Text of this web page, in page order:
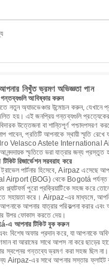
নিখুঁত ভ্রমণ অভিজ্ঞতা পান
আবিষ্কার করুন
নতুন অ্যাডভেঞ্চার উন্মোচন করুন, যেখানে
মিলিত হয়। এই জনপ্রিয় গন্তব্যগুলি
উত্তেজনা বা শান্তিপূর্ণ
পাবেন, প্রতিটি আপনাকে স্থায়ী স্মৃতি
Velasco Astete International
স্মৃতিতে ভরা যাত্রার জন্য প্রস্তুত
রিজার্ভেশন সরবরাহ করে
ট্রাভেল পার্টনার হিসেবে, Airpaz
(BOG) থেকে Bogotá পর্যন্ত
প্ল্যাটফর্ম পুরো প্রক্রিয়াটিকে সহজ করে
সহায়তা করে। Airpaz-এর মাধ্যমে, আপনি
আপনার যাত্রার পরিকল্পনা করার
উপর ফোকাস করতে দেয়।
এ আপনার টিকিট বুক করুন
বিশেষ অফার প্রদান করে, যা আপনাকে
বা আরামের সাথে আপস না করে ছাড়ের
গন্তব্যে ভ্রমণ করা সহজ ছিল না।
Airpaz-এর সাথে আপনার সস্তার